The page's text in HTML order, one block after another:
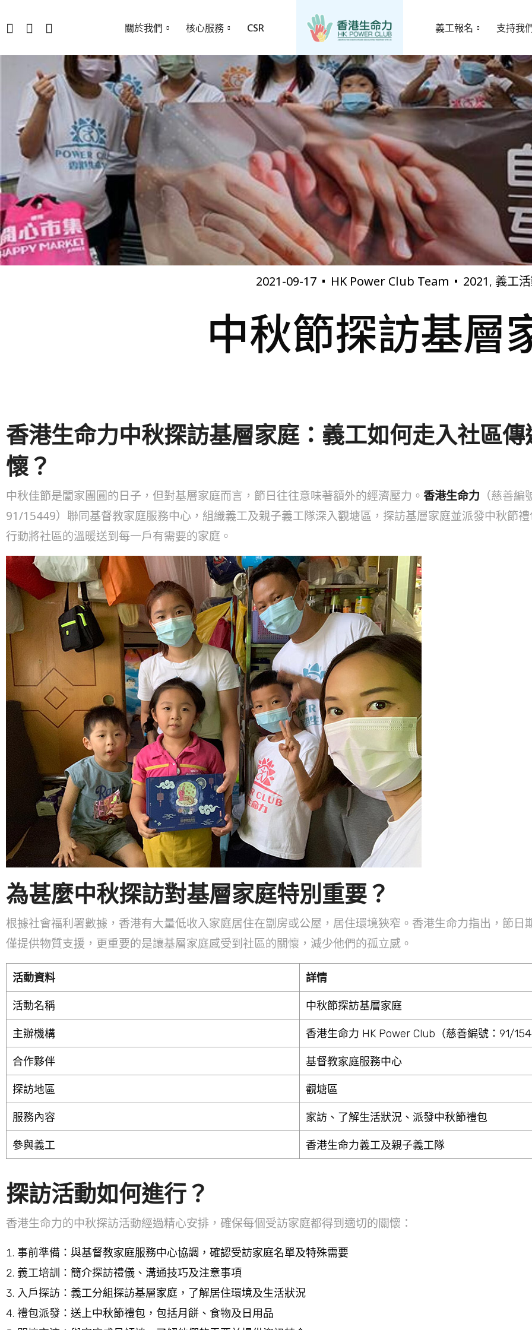
關於我們 核心服務 CSR 義工報名 支持我
2021-09-17 HK Power Club Team 2021 , 義工
中秋節探訪基層
香港生命力中秋探訪基層家庭：義工如何走入社區傳
懷？
中秋佳節是闔家團圓的日子，但對基層家庭而言，節日往往意味著額外的經濟壓力。 香港生命力 （慈善編
91/15449）聯同基督教家庭服務中心，組織義工及親子義工隊深入觀塘區，探訪基層家庭並派發中秋節
行動將社區的溫暖送到每一戶有需要的家庭。
為甚麼中秋探訪對基層家庭特別重要？
根據社會福利署數據，香港有大量低收入家庭居住在劏房或公屋，居住環境狹窄。香港生命力指出，節日
僅提供物質支援，更重要的是讓基層家庭感受到社區的關懷，減少他們的孤立感。
活動資料 詳情
活動名稱 中秋節探訪基層家庭
主辦機構 香港生命力 HK Power Club（慈善編號：91/
合作夥伴 基督教家庭服務中心
探訪地區 觀塘區
服務內容 家訪、了解生活狀況、派發中秋節禮包
參與義工 香港生命力義工及親子義工隊
探訪活動如何進行？
香港生命力的中秋探訪活動經過精心安排，確保每個受訪家庭都得到適切的關懷：
事前準備： 與基督教家庭服務中心協調，確認受訪家庭名單及特殊需要
義工培訓： 簡介探訪禮儀、溝通技巧及注意事項
入戶探訪： 義工分組探訪基層家庭，了解居住環境及生活狀況
禮包派發： 送上中秋節禮包，包括月餅、食物及日用品